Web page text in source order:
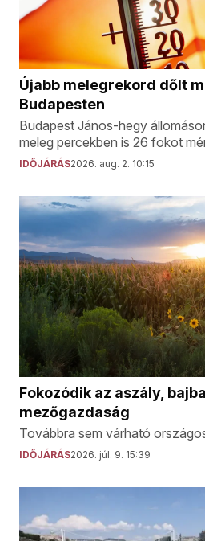
Újabb melegrekord dőlt
Budapesten
Budapest János-hegy
meleg percekben is 26 fokot
IDŐJÁRÁS2026. aug. 2. 10:15
Fokozódik az aszály,
mezőgazdaság
Továbbra sem várható
IDŐJÁRÁS2026. júl. 9. 15:39